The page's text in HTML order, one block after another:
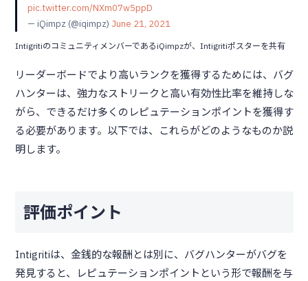
pic.twitter.com/NXm07w5ppD
— iQimpz (@iqimpz) June 21, 2021
IntigritiのコミュニティメンバーであるiQimpzが、Intigritiポスターを共有
リーダーボードでより高いランクを獲得するためには、バグ
ハンターは、強力なストリークと高い有効性比率を維持しな
がら、できるだけ多くのレピュテーションポイントを獲得す
る必要があります。以下では、これらがどのようなものか説
明します。
評価ポイント
Intigritiは、金銭的な報酬とは別に、バグハンターがバグを
発見すると、レピュテーションポイントという形で報酬を与